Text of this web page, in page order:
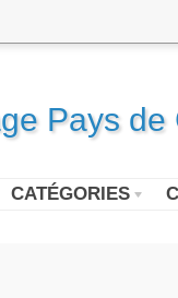
Pays
CATÉGORIES